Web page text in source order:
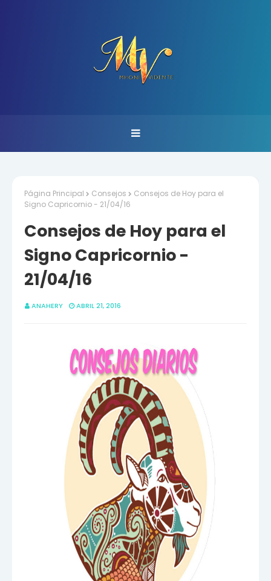
Página Principal Consejos
Consejos de Hoy para el
Signo Capricornio - 21/04/16
Consejos de Hoy para el
Signo Capricornio -
21/04/16
ANAHERY ABRIL 21, 2016